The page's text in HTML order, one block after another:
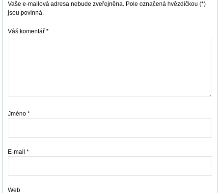
Vaše e-mailová adresa nebude zveřejněna. Pole označená hvězdičkou (*)
jsou povinná.
Váš komentář *
Jméno *
E-mail *
Web